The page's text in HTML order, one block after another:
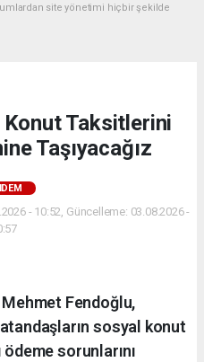
site yönetimi hiçbir şekilde
Taksitlerini
Taşıyacağız
- 10:52, Güncelleme: 03.08.2026 -
Fendoğlu,
sosyal konut
sorunlarını